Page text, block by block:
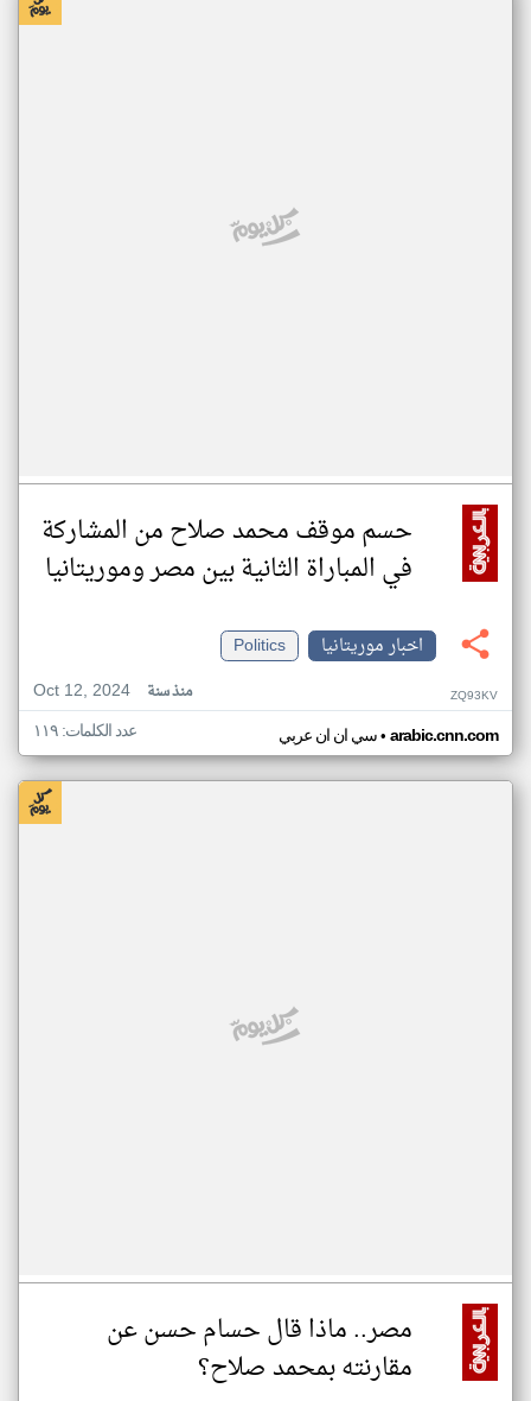
حسم موقف محمد صلاح من المشاركة
في المباراة الثانية بين مصر وموريتانيا
اخبار موريتانيا
Politics
Oct 12, 2024
منذ سنة ZQ93KV
سي ان ان عربي• arabic.cnn.com عدد الكلمات: ١١٩
مصر.. ماذا قال حسام حسن عن
مقارنته بمحمد صلاح؟